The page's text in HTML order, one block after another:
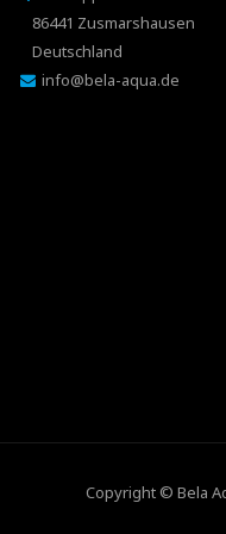
86441 Zusmarshausen
Deutschland
info@bela-aqua.de
Copyright © Bela